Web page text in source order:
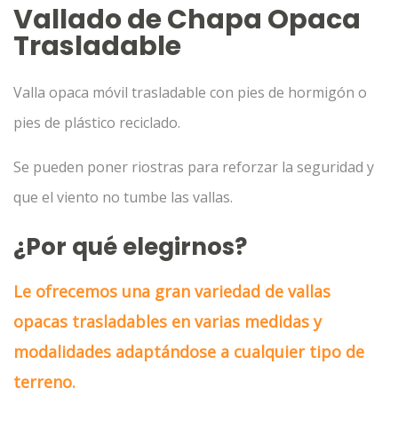
Vallado de Chapa Opaca
Trasladable
Valla opaca móvil trasladable con pies de hormigón o
pies de plástico reciclado.
Se pueden poner riostras para reforzar la seguridad y
que el viento no tumbe las vallas.
¿Por qué elegirnos?
Le ofrecemos una gran variedad de vallas
opacas trasladables en varias medidas y
modalidades adaptándose a cualquier tipo de
terreno.